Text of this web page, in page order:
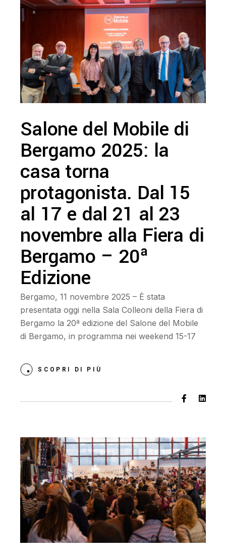
Salone del Mobile di
Bergamo 2025: la
casa torna
protagonista. Dal 15
al 17 e dal 21 al 23
novembre alla Fiera di
Bergamo – 20ª
Edizione
Bergamo, 11 novembre 2025 – È stata
presentata oggi nella Sala Colleoni della Fiera di
Bergamo la 20ª edizione del Salone del Mobile
di Bergamo, in programma nei weekend 15-17
SCOPRI DI PIÙ